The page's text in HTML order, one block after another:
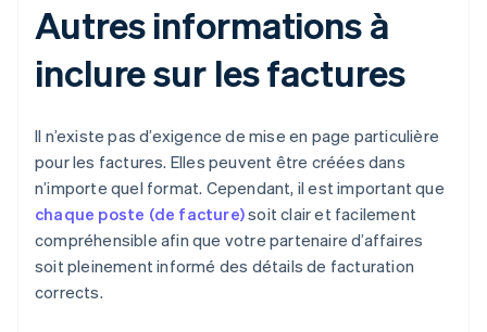
Autres informations à
inclure sur les factures
Il n’existe pas d’exigence de mise en page particulière
pour les factures. Elles peuvent être créées dans
n’importe quel format. Cependant, il est important que
chaque poste (de facture)soit clair et facilement
compréhensible afin que votre partenaire d’affaires
soit pleinement informé des détails de facturation
corrects.